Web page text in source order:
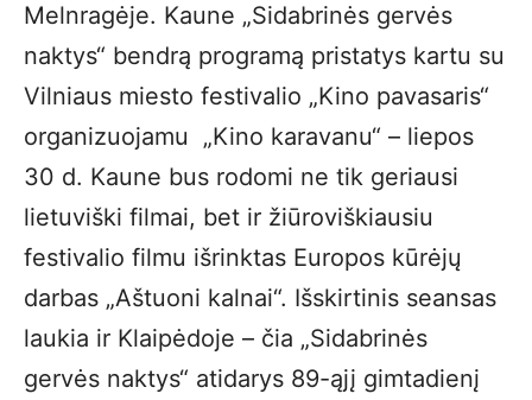
Melnragėje. Kaune „Sidabrinės gervės
naktys“ bendrą programą pristatys kartu su
Vilniaus miesto festivalio „Kino pavasaris“
organizuojamu „Kino karavanu“ – liepos
30 d. Kaune bus rodomi ne tik geriausi
lietuviški filmai, bet ir žiūroviškiausiu
festivalio filmu išrinktas Europos kūrėjų
darbas „Aštuoni kalnai“. Išskirtinis seansas
laukia ir Klaipėdoje – čia „Sidabrinės
gervės naktys“ atidarys 89-ąjį gimtadienį